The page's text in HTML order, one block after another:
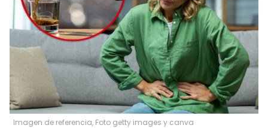
Imagen de referencia, Foto getty images y canva